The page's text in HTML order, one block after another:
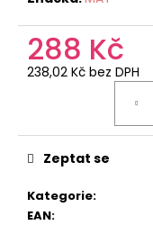
288 Kč
238,02 Kč bez DPH
Kategorie:
EAN:
Zeptat se
e
m
e